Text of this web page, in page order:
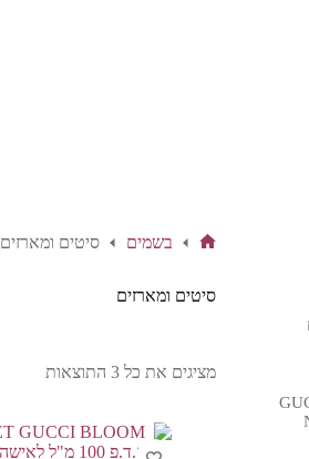
בשמים סיטים ומארזים
סיטים ומארזים
מציגים את כל ⁦3⁩ התוצאות